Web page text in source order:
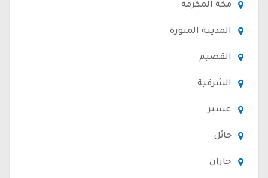
مكة المكرمة
المدينة المنورة
القصيم
الشرقية
عسير
حائل
جازان